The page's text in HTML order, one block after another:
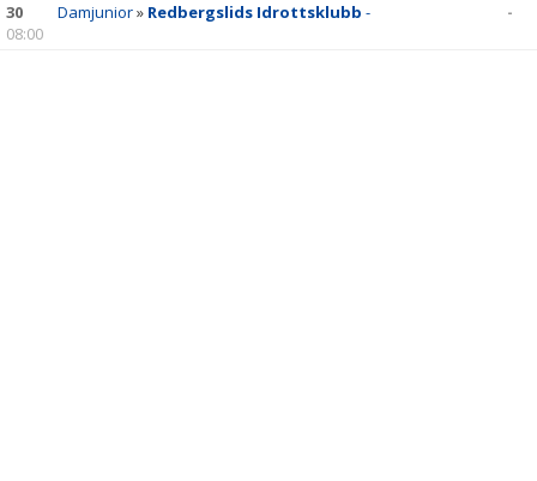
30
08:00
Damjunior» Redbergslids Idrottsklubb - -